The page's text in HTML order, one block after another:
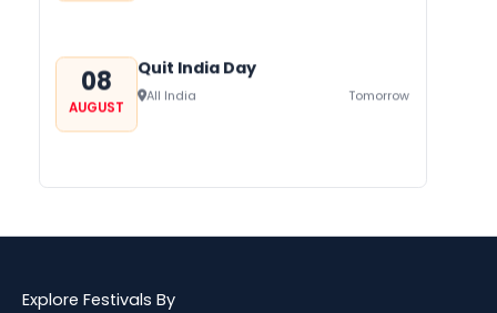
08
AUGUST
Quit India Day
All India Tomorrow
AUGUST
Explore Festivals By